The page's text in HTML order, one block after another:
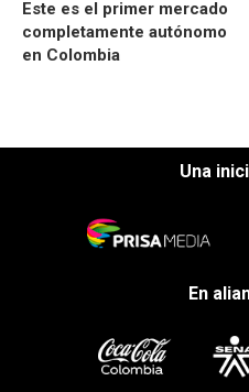
Este es el primer mercado
completamente autónomo
en Colombia
Una
En